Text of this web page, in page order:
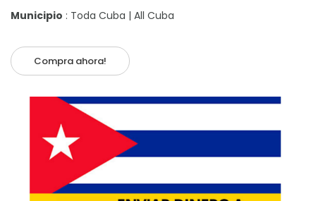
Municipio : Toda Cuba | All Cuba
Compra ahora!